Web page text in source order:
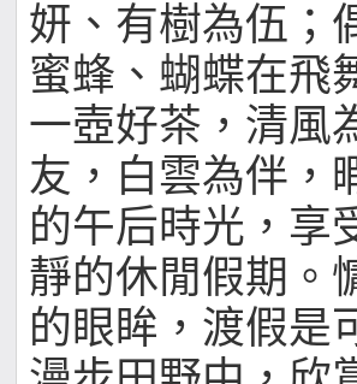
妍、有樹為伍；
蜜蜂、蝴蝶在飛
一壺好茶，清風
友，白雲為伴，
的午后時光，享
靜的休閒假期。
的眼眸，渡假是